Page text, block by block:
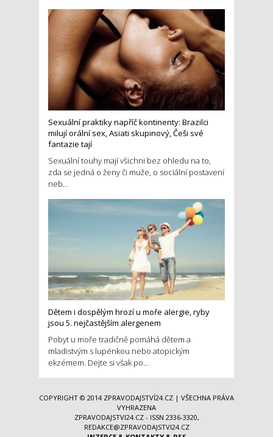
Sexuální praktiky napříč kontinenty: Brazilci
milují orální sex, Asiati skupinový, Češi své
fantazie tají
Sexuální touhy mají všichni bez ohledu na to,
zda se jedná o ženy či muže, o sociální postavení
neb...
Dětem i dospělým hrozí u moře alergie, ryby
jsou 5. nejčastějším alergenem
Pobyt u moře tradičně pomáhá dětem a
mladistvým s lupénkou nebo atopickým
ekzémem. Dejte si však po...
COPYRIGHT © 2014 ZPRAVODAJSTVÍ24.CZ | VŠECHNA PRÁVA
VYHRAZENA
ZPRAVODAJSTVI24.CZ - ISSN 2336-3320,
REDAKCE@ZPRAVODAJSTVI24.CZ